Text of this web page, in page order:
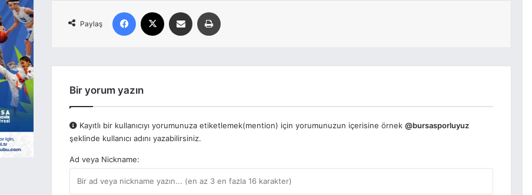
Paylaş
Facebook E-posta ile paylaş
Bir yorum yazın
Kayıtlı bir kullanıcıyı yorumunuza etiketlemek(mention) için yorumunuzun içerisine örnek @bursasporluyuz
şeklinde kullanıcı adını yazabilirsiniz.
Ad veya Nickname: